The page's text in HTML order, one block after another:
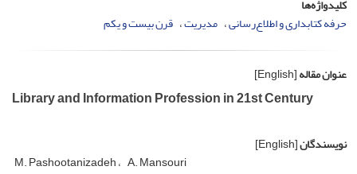
کلیدواژه‌ها
حرفه کتابداری و اطلاع‌رسانی مدیریت قرن بیست و یکم
عنوان مقاله[English]
Library and Information Profession in 21st Century
نویسندگان[English]
M. Pashootanizadeh A. Mansouri